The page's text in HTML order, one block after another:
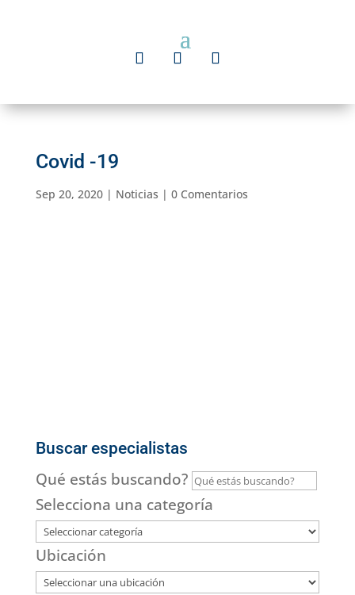
Covid -19
Sep 20, 2020| Noticias | 0 Comentarios
Buscar especialistas
Qué estás buscando?
Selecciona una categoría
Ubicación